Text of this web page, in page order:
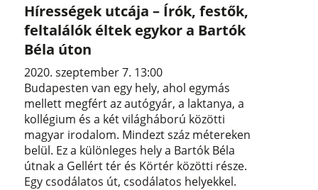
Hírességek utcája – Írók, festők,
feltalálók éltek egykor a Bartók
Béla úton
2020. szeptember 7. 13:00
Budapesten van egy hely, ahol egymás
mellett megfért az autógyár, a laktanya, a
kollégium és a két világháború közötti
magyar irodalom. Mindezt száz métereken
belül. Ez a különleges hely a Bartók Béla
útnak a Gellért tér és Körtér közötti része.
Egy csodálatos út, csodálatos helyekkel.